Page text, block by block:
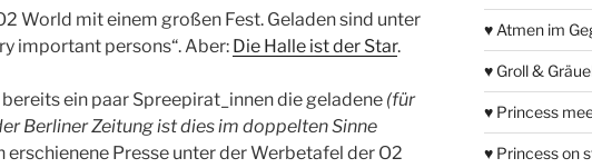
World mit einem großen Fest. Geladen sind unter
important persons“. Aber: Die Halle ist der Star.
ein paar Spreepirat_innen die geladene (für
Berliner Zeitung ist dies im doppelten Sinne
erschienene Presse unter der Werbetafel der O2
♥ Atmen im
♥ Groll &
♥ Princess
♥ Princess on